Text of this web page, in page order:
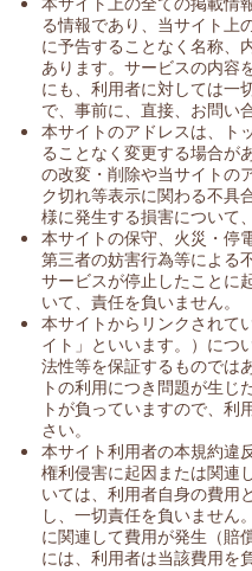
る情報であり、当サイト上
に予告することなく名称、
あります。サービスの内容
にも、利用者に対しては一
で、事前に、直接、お問い
本サイトのアドレスは、ト
ることなく変更する場合が
の改変・削除や当サイトの
ク切れ等表示に関わる不具
様に発生する損害について
本サイトの保守、火災・停
第三者の妨害行為等による
サービスが停止したことに
いて、責任を負いません。
本サイトからリンクされて
イト」といいます。）につ
法性等を保証するものでは
トの利用につき問題が生じ
トが負っていますので、利
さい。
本サイト利用者の本規約違
権利侵害に起因または関連
いては、利用者自身の費用
し、一切責任を負いません
に関連して費用が発生（賠
には、利用者は当該費用を